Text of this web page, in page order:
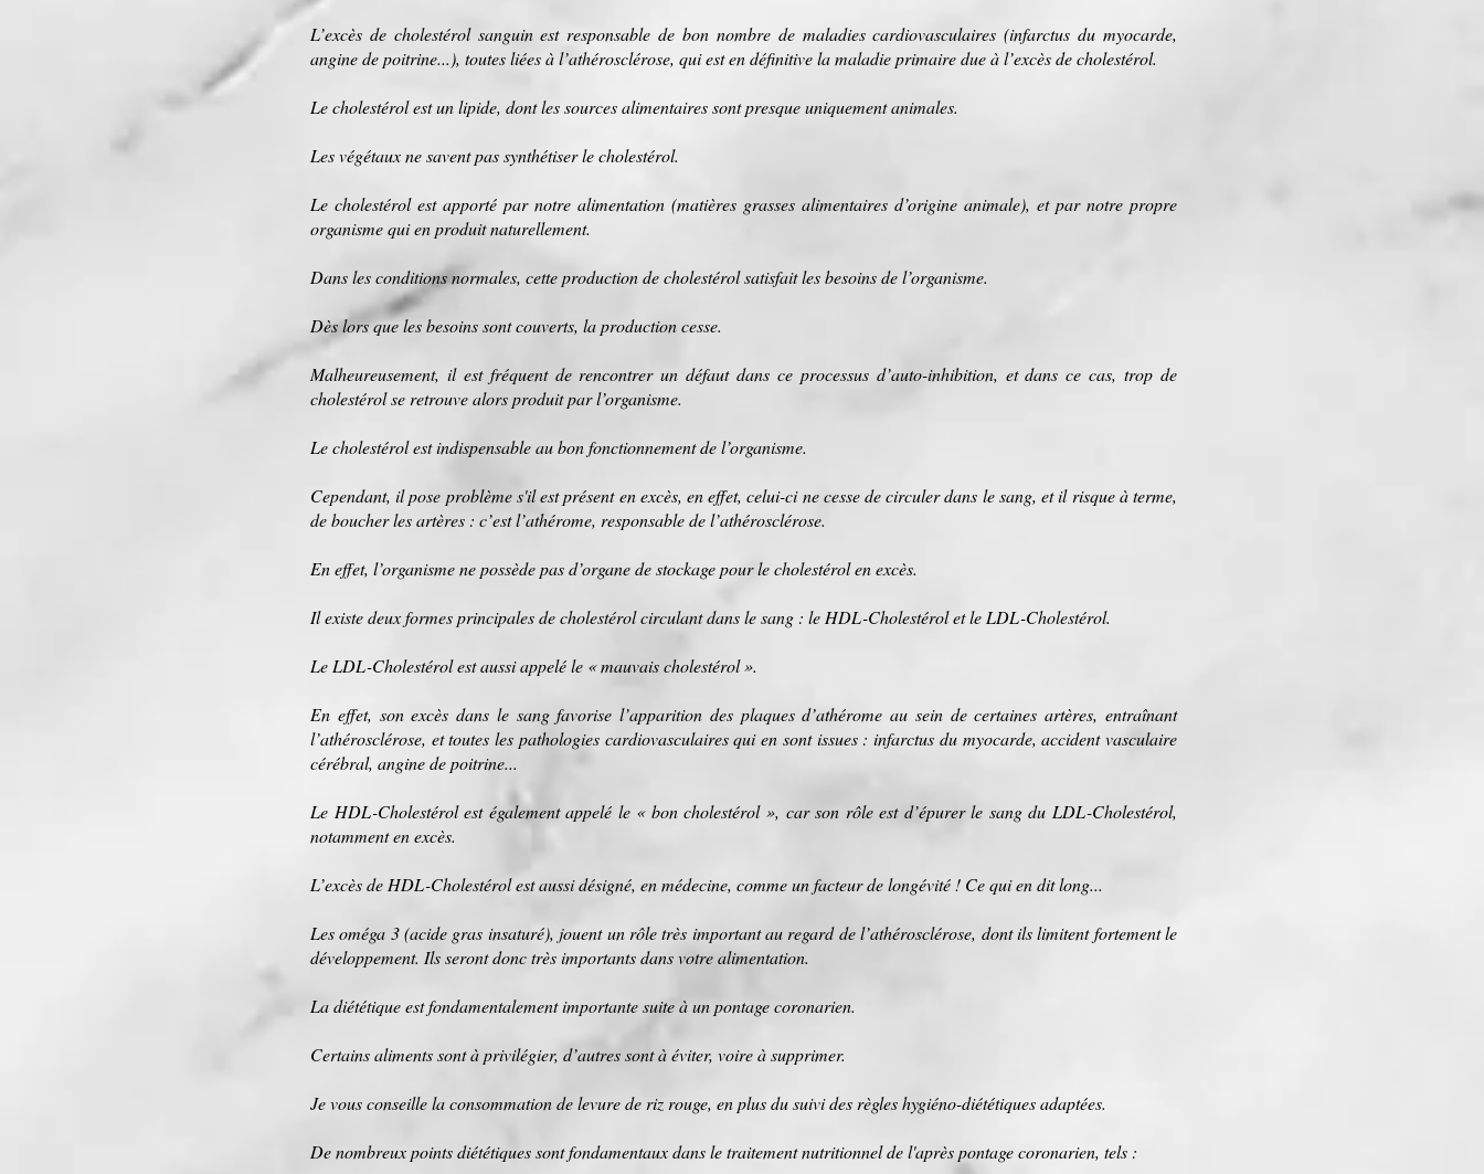
L’excès de cholestérol sanguin est responsable de bon nombrede maladies cardiovasculaires (infarctus du myocarde,
angine de poitrine...), toutes liées à l’athérosclérose, qui est en définitive lamaladieprimairedue à l’excès de cholestérol.
Le cholestérol est unlipide, dont lessourcesalimentaires sont presque uniquementanimales.
Lesvégétauxne savent pas synthétiser le cholestérol.
Le cholestérol est apporté par notre alimentation (matières grasses alimentaires d’origine animale), et par notre propre
organismequi en produit naturellement.
Dans les conditions normales, cetteproductionde cholestérol satisfait les besoins de l’organisme.
Dès lors que lesbesoinssont couverts, la production cesse.
Malheureusement, il est fréquent de rencontrer un défaut dans ce processusd’auto-inhibition, et dans ce cas, trop de
cholestérol se retrouve alors produit par l’organisme.
Le cholestérol est indispensable au bon fonctionnement de l’organisme.
Cependant, il pose problème s'il est présent en excès, en effet, celui-ci ne cesse de circuler dans lesang, et il risque à terme,
de boucher lesartères : c’est l’athérome, responsable de l’athérosclérose.
En effet, l’organisme ne possède pas d’organedestockagepour le cholestérol en excès.
Il existe deux formes principales de cholestérol circulant dans le sang : le HDL-Cholestérolet le LDL-Cholestérol.
Le LDL-Cholestérol est aussi appelé le «mauvais cholestérol».
En effet, son excès dans le sang favorise l’apparition des plaquesd’athérome au sein de certaines artères, entraînant
l’athérosclérose, et toutes les pathologies cardiovasculaires qui en sont issues :infarctus du myocarde,accident vasculaire
cérébral, angine de poitrine...
Le HDL-Cholestérol est également appelé le « bon cholestérol », car son rôle est d’épurer le sang du LDL-Cholestérol,
notamment en excès.
L’excès de HDL-Cholestérol est aussi désigné, enmédecine, comme un facteur delongévité! Ce qui en dit long...
Lesoméga 3(acide gras insaturé), jouent un rôle très important au regard de l’athérosclérose, dont ils limitent fortement le
développement. Ils seront donc très importants dans votre alimentation.
La diététique est fondamentalement importante suite à un pontage coronarien.
Certainsalimentssont à privilégier, d’autres sont à éviter, voire à supprimer.
Je vous conseille la consommation delevure de riz rouge, en plus du suivi des règles hygiéno-diététiques adaptées.
De nombreux points diététiques sont fondamentaux dans letraitementnutritionnel de l'après pontage coronarien, tels :